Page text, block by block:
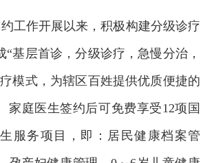
工作开展以来，积极构建分级诊疗
“基层首诊，分级诊疗，急慢分治，
模式，为辖区百姓提供优质便捷的
家庭医生签约后可免费享受12项国
服务项目，即：居民健康档案管